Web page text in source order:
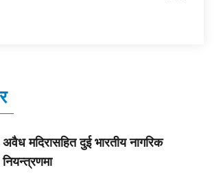
अवैध मदिरासहित दुई भारतीय नागरिक
नियन्त्रणमा